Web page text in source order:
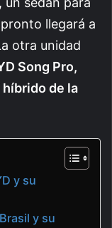
llegará a
otra unidad
Song Pro,
híbrido de la
y su
y su